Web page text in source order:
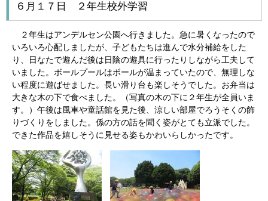
６月１７日 ２年生校外学習
２年生はアンデルセン公園へ行きました。急に暑くなったので
いろいろ心配しましたが、子どもたちは進んで水分補給をした
り、日なたで遊んだ後は日陰の遊具に行ったりしながら工夫して
いました。ボールプールはボールが温まっていたので、無理しな
い程度に遊ばせました。長い滑り台も楽しそうでした。お弁当は
大きな木の下で食べました。（写真の木の下に２年生が全員いま
す。）午後は風車や童話館を見た後、涼しい部屋でろうそくの飾
りづくりをしました。係の方の話を聞く姿がとても立派でした。
できた作品を嬉しそうに見せる姿もかわいらしかったです。